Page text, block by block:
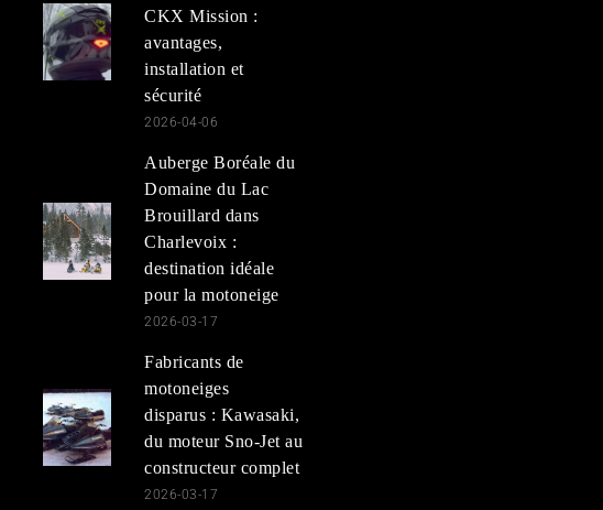
CKX Mission :
avantages,
installation et
sécurité
2026-04-06
Auberge Boréale du
Domaine du Lac
Brouillard dans
Charlevoix :
destination idéale
pour la motoneige
2026-03-17
Fabricants de
motoneiges
disparus : Kawasaki,
du moteur Sno-Jet au
constructeur complet
2026-03-17